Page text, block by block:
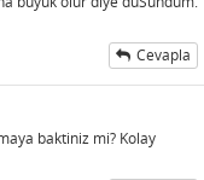
Cevapla
baktiniz mi? Kolay